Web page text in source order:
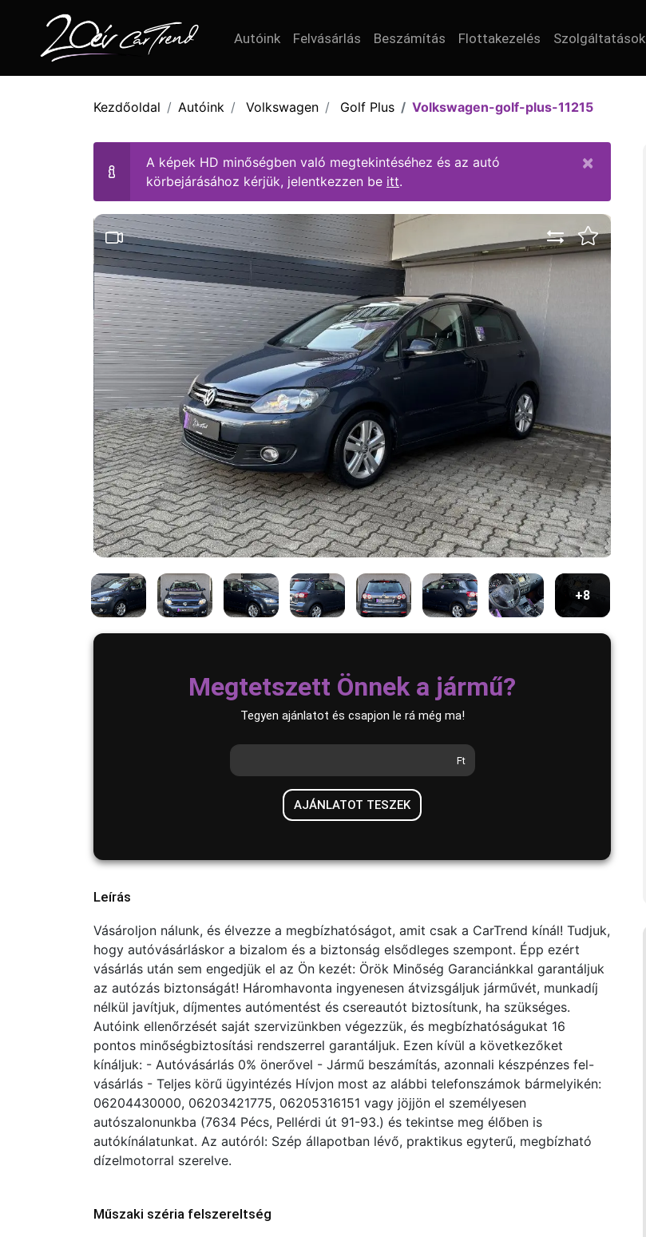
Autóink Felvásárlás Beszámítás Flottakezelés Szolgáltatások
Kezdőoldal Autóink Volkswagen Golf Plus Volkswagen-golf-plus-11215
×
A képek HD minőségben való megtekintéséhez és az autó
körbejárásához kérjük, jelentkezzen be itt.
+8
Megtetszett Önnek a jármű?
Tegyen ajánlatot és csapjon le rá még ma!
Ft
AJÁNLATOT TESZEK
Leírás
Vásároljon nálunk, és élvezze a megbízhatóságot, amit csak a CarTrend kínál! Tudjuk,
hogy autóvásárláskor a bizalom és a biztonság elsődleges szempont. Épp ezért
vásárlás után sem engedjük el az Ön kezét: Örök Minőség Garanciánkkal garantáljuk
az autózás biztonságát! Háromhavonta ingyenesen átvizsgáljuk járművét, munkadíj
nélkül javítjuk, díjmentes autómentést és csereautót biztosítunk, ha szükséges.
Autóink ellenőrzését saját szervizünkben végezzük, és megbízhatóságukat 16
pontos minőségbiztosítási rendszerrel garantáljuk. Ezen kívül a következőket
kínáljuk: - Autóvásárlás 0% önerővel - Jármű beszámítás, azonnali készpénzes fel-
vásárlás - Teljes körű ügyintézés Hívjon most az alábbi telefonszámok bármelyikén:
06204430000, 06203421775, 06205316151 vagy jöjjön el személyesen
autószalonunkba (7634 Pécs, Pellérdi út 91-93.) és tekintse meg élőben is
autókínálatunkat. Az autóról: Szép állapotban lévő, praktikus egyterű, megbízható
dízelmotorral szerelve.
Műszaki széria felszereltség